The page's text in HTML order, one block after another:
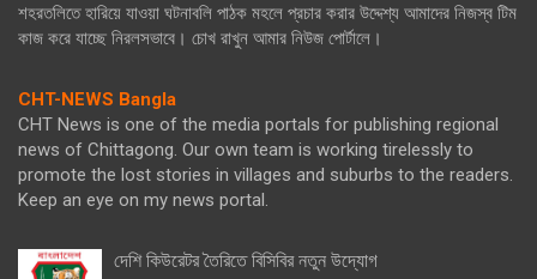
শহরতলিতে হারিয়ে যাওয়া ঘটনাবলি পাঠক মহলে প্রচার করার উদ্দেশ্য আমাদের নিজস্ব টিম
কাজ করে যাচ্ছে নিরলসভাবে। চোখ রাখুন আমার নিউজ পোর্টালে।
CHT-NEWS Bangla
CHT News is one of the media portals for publishing regional
news of Chittagong. Our own team is working tirelessly to
promote the lost stories in villages and suburbs to the readers.
Keep an eye on my news portal.
দেশি কিউরেটর তৈরিতে বিসিবির নতুন উদ্যোগ